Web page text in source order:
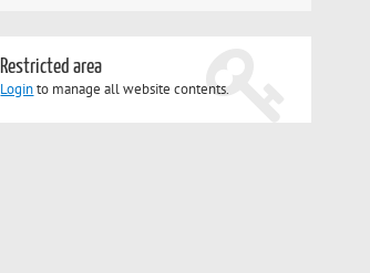
Restricted area
Loginto manage all website contents.